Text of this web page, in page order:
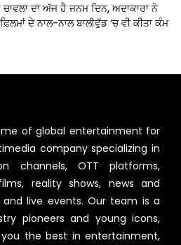
ਚਾਵਲਾ ਦਾ ਅੱਜ ਹੈ ਜਨਮ ਦਿਨ, ਅਦਾਕਾਰਾ ਨੇ
ਦੇ ਨਾਲ-ਨਾਲ ਬਾਲੀਵੁੱਡ ‘ਚ ਵੀ ਕੀਤਾ ਕੰਮ
of global entertainment for
company specializing in
channels, OTT platforms,
reality shows, news and
live events. Our team is a
pioneers and young icons,
the best in entertainment,